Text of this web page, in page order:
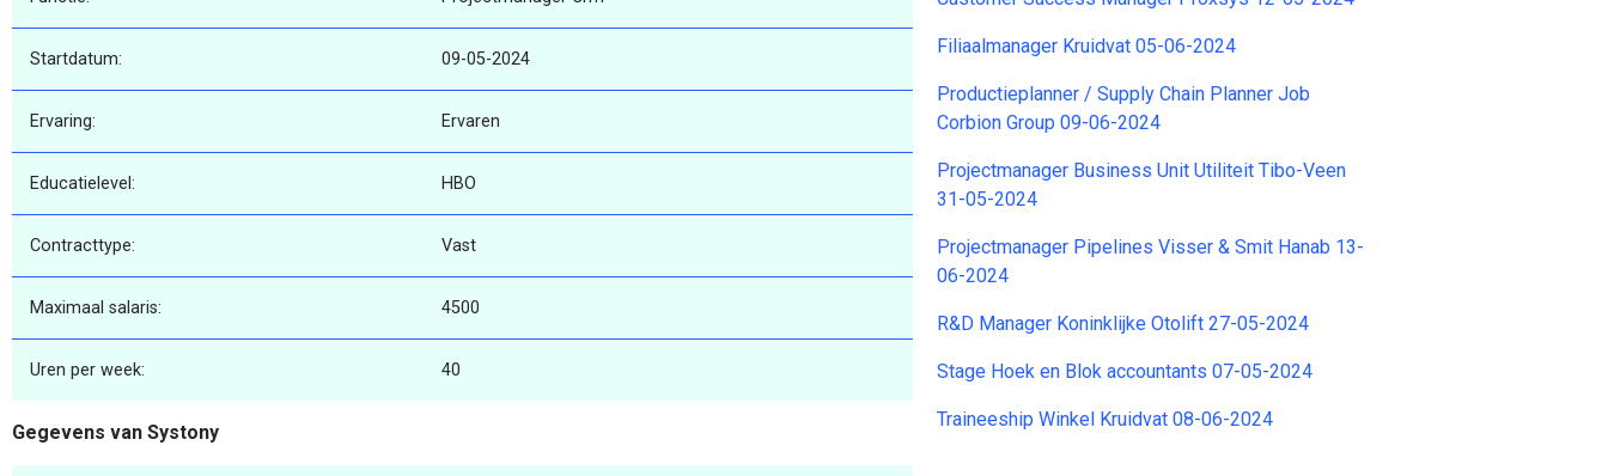
Startdatum: 09-05-2024
Ervaring: Ervaren
Educatielevel: HBO
Contracttype: Vast
Maximaal salaris: 4500
Uren per week: 40
Gegevens van Systony
Filiaalmanager Kruidvat 05-06-2024
Productieplanner / Supply Chain Planner Job
Corbion Group 09-06-2024
Projectmanager Business Unit Utiliteit Tibo-Veen
31-05-2024
Projectmanager Pipelines Visser & Smit Hanab 13-
06-2024
R&D Manager Koninklijke Otolift 27-05-2024
Stage Hoek en Blok accountants 07-05-2024
Traineeship Winkel Kruidvat 08-06-2024